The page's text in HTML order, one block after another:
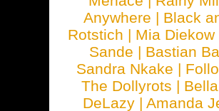
Anywhere | Black
Rotstich | Mia Diekow
Sande | Bastian
Sandra Nkake |
The Dollyrots |
DeLazy | Amanda